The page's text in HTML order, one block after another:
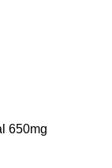
650mg